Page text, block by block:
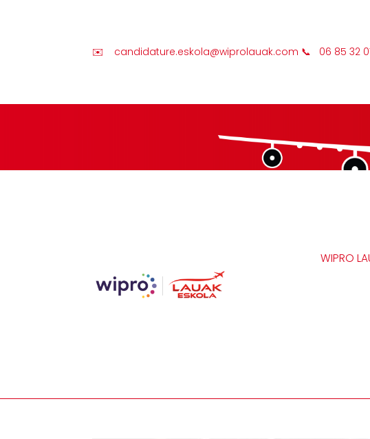
✉️ candidature.eskola@wiprolauak.com 📞 06 85 32
WIPRO